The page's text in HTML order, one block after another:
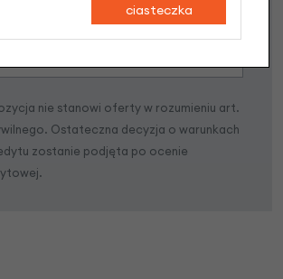
Poznaj szczegóły
nie stanowi oferty w rozumieniu art.
Ostateczna decyzja o warunkach
zostanie podjęta po ocenie
ciasteczka